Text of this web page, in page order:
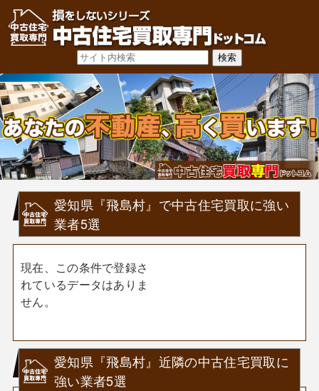
愛知県『飛島村』で中古住宅買取に強い
業者5選
現在、この条件で登録さ
れているデータはありま
せん。
愛知県『飛島村』近隣の中古住宅買取に
強い業者5選